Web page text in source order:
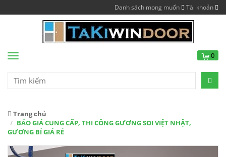
Danh sách mong muốn Tài khoản
Menu 0
Trang chủ
BÁO GIÁ CUNG CẤP, THI CÔNG GƯƠNG SOI VIỆT NHẬT,
GƯƠNG BỈ GIÁ RẺ